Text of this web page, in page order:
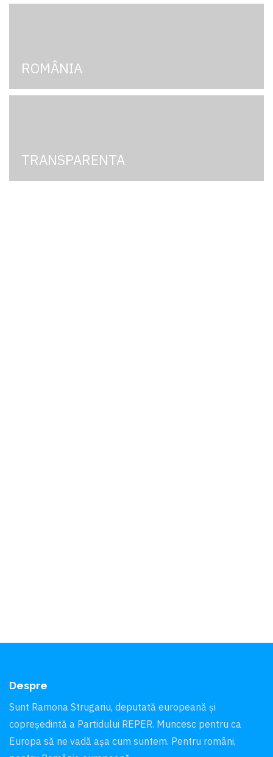
ROMÂNIA
TRANSPARENTA
Despre
Sunt Ramona Strugariu, deputată europeană și
copreședintă a Partidului REPER. Muncesc pentru ca
Europa să ne vadă aşa cum suntem. Pentru români,